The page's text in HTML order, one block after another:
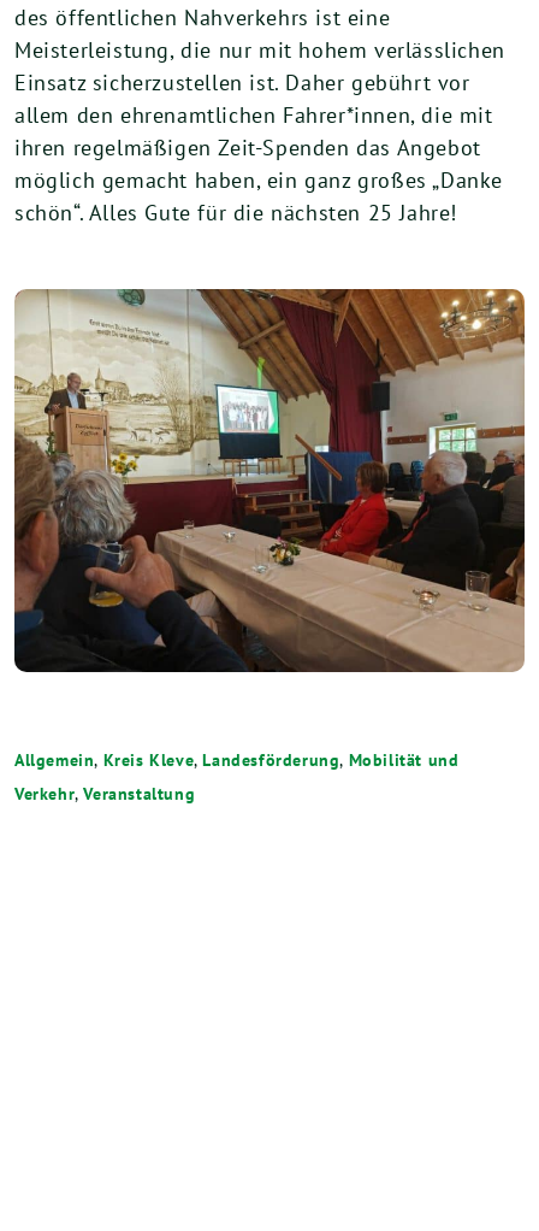
des öffentlichen Nahverkehrs ist eine
Meisterleistung, die nur mit hohem verlässlichen
Einsatz sicherzustellen ist. Daher gebührt vor
allem den ehrenamtlichen Fahrer*innen, die mit
ihren regelmäßigen Zeit-Spenden das Angebot
möglich gemacht haben, ein ganz großes „Danke
schön“. Alles Gute für die nächsten 25 Jahre!
Allgemein, Kreis Kleve,Landesförderung, Mobilität und
Verkehr,Veranstaltung